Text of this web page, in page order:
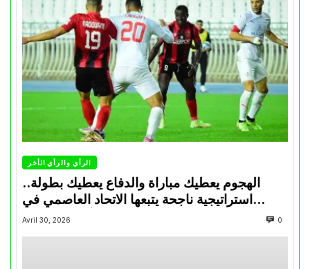
الرأي والرأي الأخر
الهجوم يعطيك مباراة والدفاع يعطيك بطولة..
استراتيجية ناجحة يتبعها الاتحاد العاصمي في
تتويجاته آخر السنوات
Avril 30, 2026 0